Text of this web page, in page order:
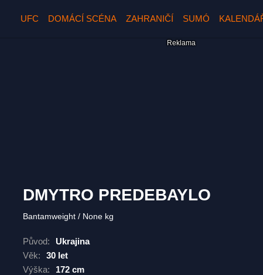
UFC DOMÁCÍ SCÉNA ZAHRANIČÍ SUMÓ
DMYTRO PREDEBAYLO
Bantamweight None kg
Původ:
Ukrajina
Věk:
30 let
Výška:
172 cm